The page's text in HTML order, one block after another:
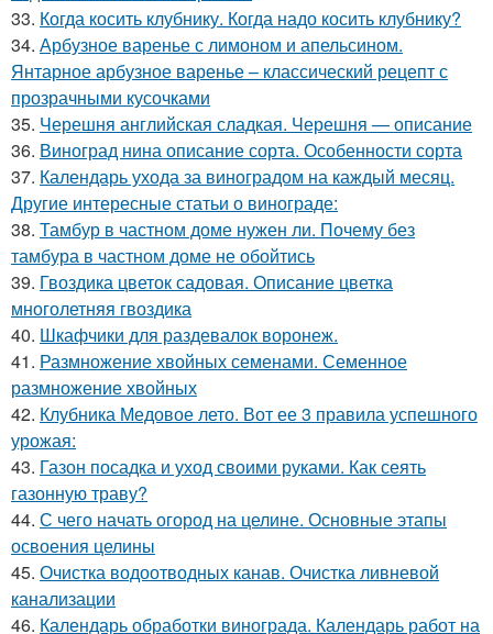
33. Когда косить клубнику. Когда надо косить клубнику?
34. Арбузное варенье с лимоном и апельсином.
Янтарное арбузное варенье – классический рецепт с
прозрачными кусочками
35. Черешня английская сладкая. Черешня — описание
36. Виноград нина описание сорта. Особенности сорта
37. Календарь ухода за виноградом на каждый месяц.
Другие интересные статьи о винограде:
38. Тамбур в частном доме нужен ли. Почему без
тамбура в частном доме не обойтись
39. Гвоздика цветок садовая. Описание цветка
многолетняя гвоздика
40. Шкафчики для раздевалок воронеж.
41. Размножение хвойных семенами. Семенное
размножение хвойных
42. Клубника Медовое лето. Вот ее 3 правила успешного
урожая:
43. Газон посадка и уход своими руками. Как сеять
газонную траву?
44. С чего начать огород на целине. Основные этапы
освоения целины
45. Очистка водоотводных канав. Очистка ливневой
канализации
46. Календарь обработки винограда. Календарь работ на